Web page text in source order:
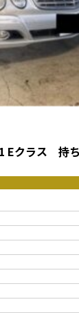
Eクラス